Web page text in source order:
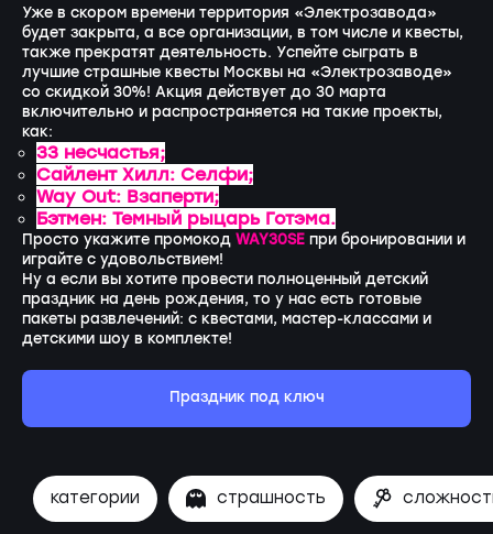
Уже в скором времени территория «Электрозавода»
будет закрыта, а все организации, в том числе и квесты,
также прекратят деятельность. Успейте сыграть в
лучшие страшные квесты Москвы на «Электрозаводе»
со скидкой 30%! Акция действует до 30 марта
включительно и распространяется на такие проекты,
как:
33 несчастья;
Сайлент Хилл: Селфи;
Way Out: Взаперти;
Бэтмен: Темный рыцарь Готэма.
Просто укажите промокодWAY30SEпри бронировании и
играйте с удовольствием!
Ну а если вы хотите провести полноценный детский
праздник на день рождения, то у нас есть готовые
пакеты развлечений: с квестами, мастер-классами и
детскими шоу в комплекте!
Праздник под ключ
категории страшность